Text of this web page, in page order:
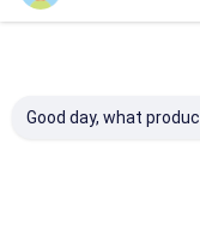
Good day, what